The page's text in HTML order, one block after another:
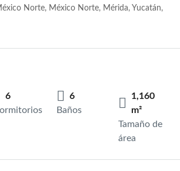
Norte, México Norte, Mérida, Yucatán,
6
6
Baños
1,160
m²
Tamaño de
área